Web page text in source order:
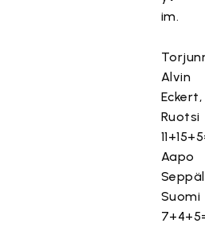
im.
Alvin
Eckert,
Ruotsi
Aapo
Suomi